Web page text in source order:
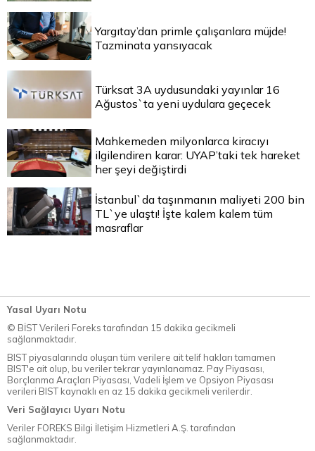
Yargıtay’dan primle çalışanlara müjde!
Tazminata yansıyacak
Türksat 3A uydusundaki yayınlar 16
Ağustos`ta yeni uydulara geçecek
Mahkemeden milyonlarca kiracıyı
ilgilendiren karar: UYAP’taki tek hareket
her şeyi değiştirdi
İstanbul`da taşınmanın maliyeti 200 bin
TL`ye ulaştı! İşte kalem kalem tüm
masraflar
Yasal Uyarı Notu
© BİST Verileri Foreks tarafından 15 dakika gecikmeli
sağlanmaktadır.
BIST piyasalarında oluşan tüm verilere ait telif hakları tamamen
BIST'e ait olup, bu veriler tekrar yayınlanamaz. Pay Piyasası,
Borçlanma Araçları Piyasası, Vadeli İşlem ve Opsiyon Piyasası
verileri BIST kaynaklı en az 15 dakika gecikmeli verilerdir.
Veri Sağlayıcı Uyarı Notu
Veriler FOREKS Bilgi İletişim Hizmetleri A.Ş. tarafından
sağlanmaktadır.